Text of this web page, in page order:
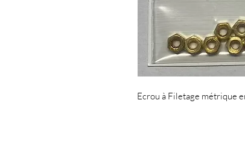
Ecrou à Filetage métrique